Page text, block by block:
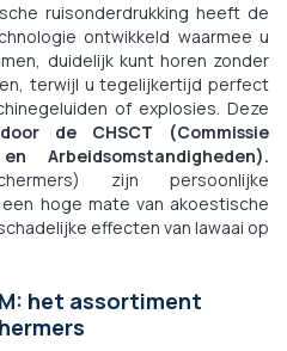
ruisonderdrukking heeft de
ontwikkeld waarmee u
duidelijk kunt horen zonder
terwijl u tegelijkertijd perfect
of explosies. Deze
de CHSCT (Commissie
Arbeidsomstandigheden).
zijn persoonlijke
hoge mate van akoestische
effecten van lawaai op
het assortiment